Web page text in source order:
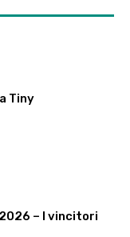
Tiny
– I vincitori